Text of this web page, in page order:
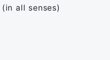
all senses)